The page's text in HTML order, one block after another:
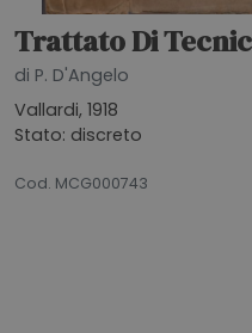
Trattato Di
di P. D'Angelo
Vallardi, 1918
Stato: discreto
Cod. MCG000743